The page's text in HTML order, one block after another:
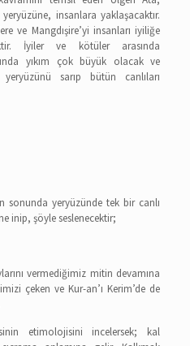
insanlara yaklaşacaktır.
ve Mangdışire’yi insanları iyiliğe
İyiler ve kötüler arasında
yıkım çok büyük olacak ve
sarıp bütün canlıları
sonunda yeryüzünde tek bir canlı
inip, şöyle seslenecektir;
vermediğimiz mitin devamına
çeken ve Kur-an’ı Kerim’de de
etimolojisini incelersek; kal